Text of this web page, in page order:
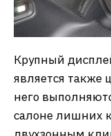
Крупный
является также
него
салоне лишних